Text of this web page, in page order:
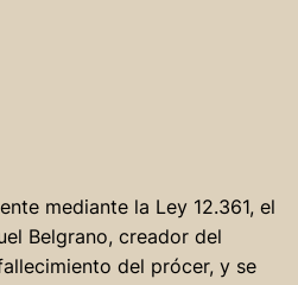
mediante la Ley 12.361, el
Belgrano, creador del
del prócer, y se